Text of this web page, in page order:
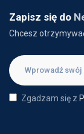
Zapisz się do
Chcesz
Zgadzam się z